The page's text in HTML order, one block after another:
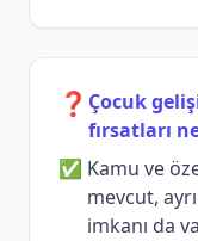
❓ Çocuk
fırsatları
Kamu ve
mevcut,
imkanı da